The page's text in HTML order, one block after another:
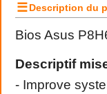
☰Description du
Bios Asus
Descriptif
- Improve